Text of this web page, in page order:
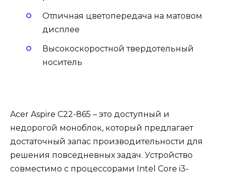
Отличная цветопередача на матовом
дисплее
Высокоскоростной твердотельный
носитель
Acer Aspire C22-865 – это доступный и
недорогой моноблок, который предлагает
достаточный запас производительности для
решения повседневных задач. Устройство
совместимо с процессорами Intel Core i3-